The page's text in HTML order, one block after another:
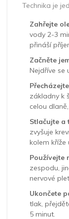
Technika je
Zahřejte
vody 2-3
přináší
Začněte
Nejdříve se
základny k
celou
Stlačujte a
zvyšuje
kolem kříže
Používejte
zespodu,
nervové
Ukončete
tlak,
5 minut.